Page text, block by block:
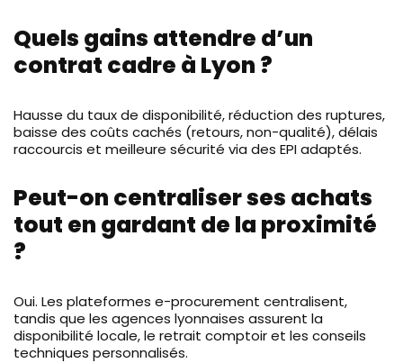
Quels gains attendre d’un
contrat cadre à Lyon ?
Hausse du taux de disponibilité, réduction des ruptures,
baisse des coûts cachés (retours, non-qualité), délais
raccourcis et meilleure sécurité via des EPI adaptés.
Peut-on centraliser ses achats
tout en gardant de la proximité
?
Oui. Les plateformes e-procurement centralisent,
tandis que les agences lyonnaises assurent la
disponibilité locale, le retrait comptoir et les conseils
techniques personnalisés.